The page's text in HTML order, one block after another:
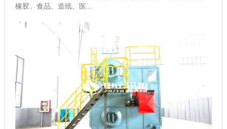
橡胶、食品、造纸、医...